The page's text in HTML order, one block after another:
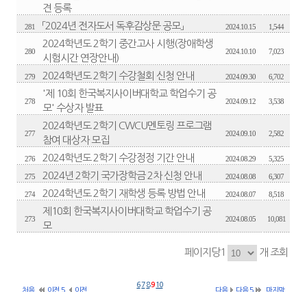
견 등록
281 「2024년 전자도서 독후감상문 공모」 2024.10.15 1,544
280
2024학년도 2학기 중간고사 시행(장애학생
시험시간 연장안내)
2024.10.10 7,023
279 2024학년도 2학기 수강철회 신청 안내 2024.09.30 6,702
278
'제 10회 한국복지사이버대학교 학업수기 공
모' 수상자 발표
2024.09.12 3,538
277
2024학년도 2학기 CWCU멘토링 프로그램
참여 대상자 모집
2024.09.10 2,582
276 2024학년도 2학기 수강정정 기간 안내 2024.08.29 5,325
275 2024년 2학기 국가장학금 2차 신청 안내 2024.08.08 6,307
274 2024학년도 2학기 재학생 등록 방법 안내 2024.08.07 8,518
273
제10회 한국복지사이버대학교 학업수기 공
모
2024.08.05 10,081
페이지당1 개 조회
처음 이전 5 이전
67 89 10
다음 다음 5 마지막